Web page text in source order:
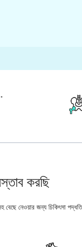
*
করছি
বেছে নেওয়ার জন্য চিকিৎসা